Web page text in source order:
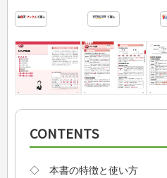
CONTENTS
◇ 本書の特徴と使い方